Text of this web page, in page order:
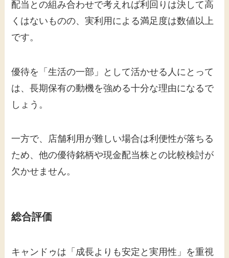
配当との組み合わせで考えれば利回りは決して高
くはないものの、実利用による満足度は数値以上
です。
優待を「生活の一部」として活かせる人にとって
は、長期保有の動機を強める十分な理由になるで
しょう。
一方で、店舗利用が難しい場合は利便性が落ちる
ため、他の優待銘柄や現金配当株との比較検討が
欠かせません。
総合評価
キャンドゥは「成長よりも安定と実用性」を重視